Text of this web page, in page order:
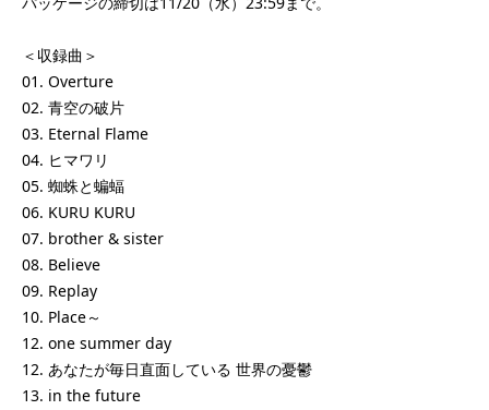
＜収録曲＞
01. Overture
02. 青空の破片
03. Eternal Flame
04. ヒマワリ
05. 蜘蛛と蝙蝠
06. KURU KURU
07. brother & sister
08. Believe
09. Replay
10. Place～
12. one summer day
12. あなたが毎日直面している 世界の憂鬱
13. in the future